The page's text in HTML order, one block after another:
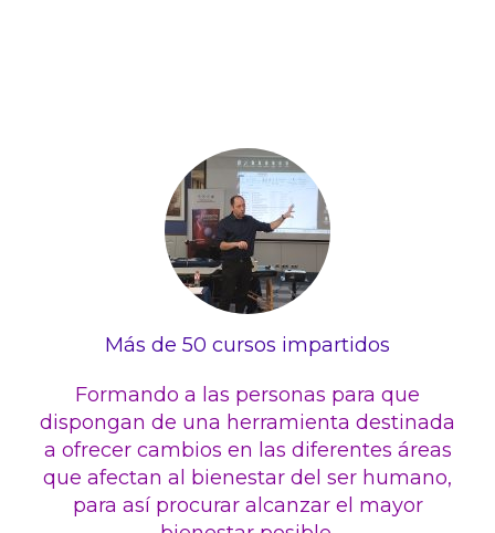
Más de 50 cursos impartidos
Formando a las personas para que
dispongan de una herramienta destinada
a ofrecer cambios en las diferentes áreas
que afectan al bienestar del ser humano,
para así procurar alcanzar el mayor